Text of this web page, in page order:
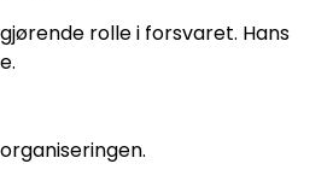
rolle i forsvaret. Hans